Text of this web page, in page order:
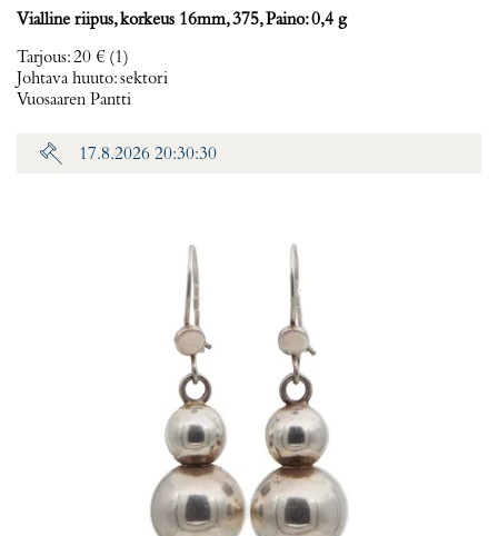
Vialline riipus, korkeus 16mm, 375, Paino: 0,4 g
Tarjous:20 € (1)
Johtava huuto:sektori
Vuosaaren Pantti
17.8.2026 20:30:30